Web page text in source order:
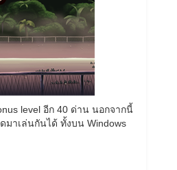
level อีก 40 ด่าน นอกจากนี้
มาเล่นกันได้ ทั้งบน Windows